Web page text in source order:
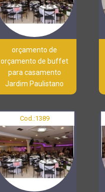
orçamento de
orçamento de buffet
para casamento
Jardim Paulistano
Cod.:1389